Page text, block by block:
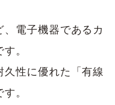
電子機器であるカ
。
性に優れた「有線
。